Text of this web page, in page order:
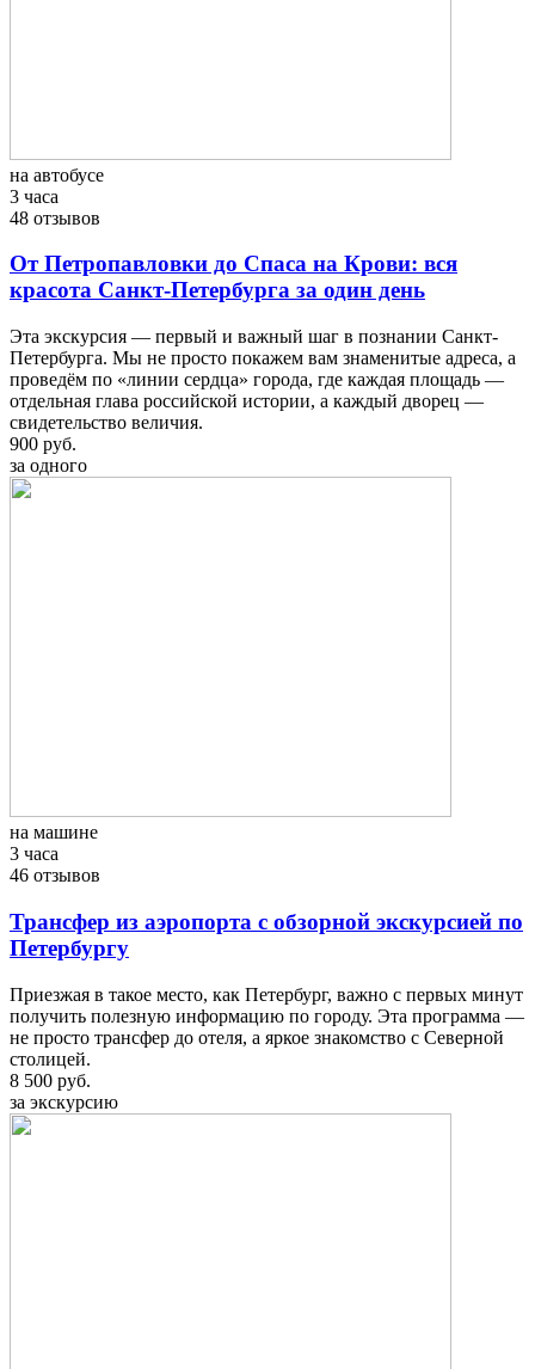
на автобусе
3 часа
48 отзывов
От Петропавловки до Спаса на Крови: вся
красота Санкт-Петербурга за один день
Эта экскурсия — первый и важный шаг в познании Санкт-
Петербурга. Мы не просто покажем вам знаменитые адреса, а
проведём по «линии сердца» города, где каждая площадь —
отдельная глава российской истории, а каждый дворец —
свидетельство величия.
900 руб.
за одного
на машине
3 часа
46 отзывов
Трансфер из аэропорта с обзорной экскурсией по
Петербургу
Приезжая в такое место, как Петербург, важно с первых минут
получить полезную информацию по городу. Эта программа —
не просто трансфер до отеля, а яркое знакомство с Северной
столицей.
8 500 руб.
за экскурсию